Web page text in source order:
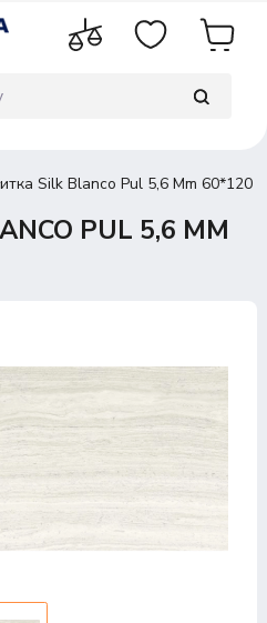
Silk Blanco Pul 5,6 Mm 60*120
PUL 5,6 MM